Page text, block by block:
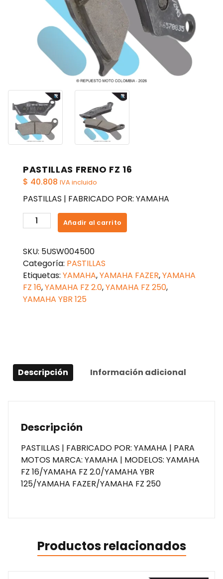
PASTILLAS FRENO FZ 16
$ 40.808 IVA incluido
PASTILLAS | FABRICADO POR: YAMAHA
PASTILLAS
FRENO
16
cantidad
Añadir al carrito
SKU: 5USW004500
Categoría: PASTILLAS
Etiquetas: YAMAHA,YAMAHA FAZER,YAMAHA
FZ 16,YAMAHA FZ 2.0,YAMAHA FZ 250,
YAMAHA YBR 125
Descripción Información adicional
Descripción
PASTILLAS | FABRICADO POR: YAMAHA | PARA
MOTOS MARCA: YAMAHA | MODELOS: YAMAHA
FZ 16/YAMAHA FZ 2.0/YAMAHA YBR
125/YAMAHA FAZER/YAMAHA FZ 250
Productos relacionados